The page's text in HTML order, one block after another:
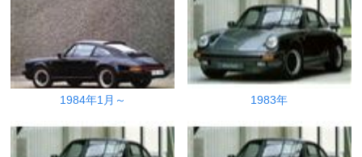
1984年1月～ 1983年